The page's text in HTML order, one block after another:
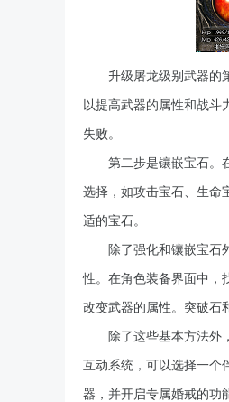
升级屠龙级别武器的
以提高武器的属性和战斗
失败。
第二步是镶嵌宝石。
选择，如攻击宝石、生命
适的宝石。
除了强化和镶嵌宝石
性。在角色装备界面中，
改变武器的属性。突破石
除了这些基本方法外
互动系统，可以选择一个
器，并开启专属婚戒的功